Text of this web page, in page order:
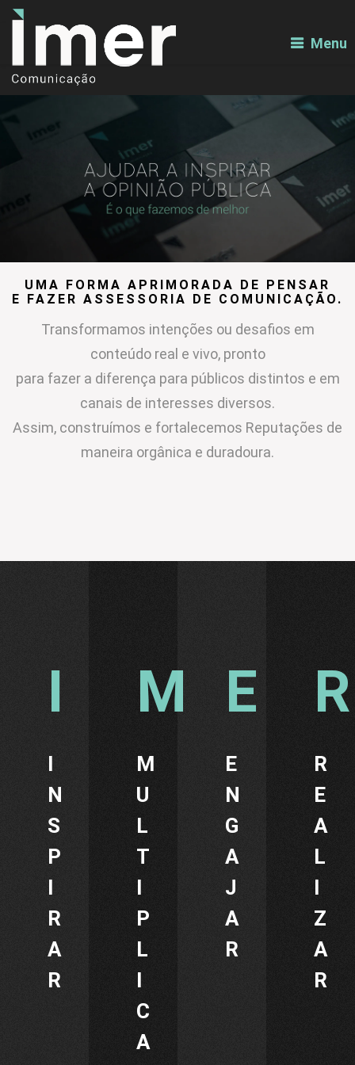
Menu
UMA FORMA APRIMORADA DE PENSAR
E FAZER ASSESSORIA DE COMUNICAÇÃO.
Transformamos intenções ou desafios em
conteúdo real e vivo, pronto
para fazer a diferença para públicos distintos e em
canais de interesses diversos.
Assim, construímos e fortalecemos Reputações de
maneira orgânica e duradoura.
I
N
S
P
I
R
A
R
M
U
L
T
I
P
L
I
C
A
E
N
G
A
J
A
R
R
E
A
L
I
Z
A
R